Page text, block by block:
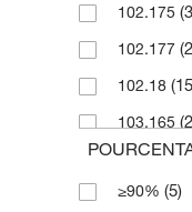
100 mg
1000 g
1000 mL
100mL(1)
(1)
1g(2)
102.175
102.177
102.18
103.165
104.105
104.11(7)
≥90% (5)